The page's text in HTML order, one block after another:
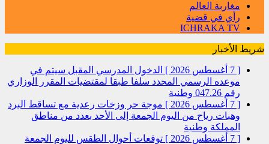
مغاربة العالم
رأي في قضية
ICHRAKA TV
شريط الأخبار
[ 7 أغسطس 2026 ]
الدخول المدرسي المقبل سیتم في
موعده الرسمي المحدد سلفا طبقا لمقتضیات المقرر الوزاري
رقم 047.26
وطنية
[ 7 أغسطس 2026 ]
موجة حر وزخات رعدية مع تساقط البرد
وهبات رياح من اليوم الجمعة إلى الأحد بعدد من مناطق
المملكة وطنية
[ 7 أغسطس 2026 ]
توقعات أحوال الطقس لليوم الجمعة